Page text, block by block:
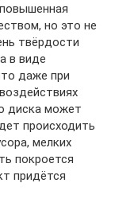
но это не
твёрдости
в виде
даже при
диска может
происходить
мелких
покроется
придётся